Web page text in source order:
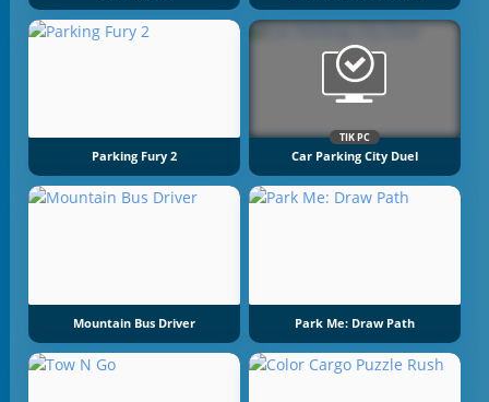
Parking Fury 2
TIK PC
Car Parking City Duel
Mountain Bus Driver Park Me: Draw Path